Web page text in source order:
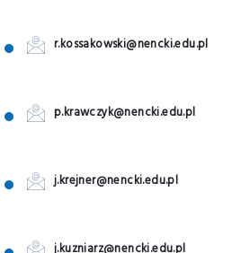
r.kossakowski@nencki.edu.pl
p.krawczyk@nencki.edu.pl
j.krejner@nencki.edu.pl
j.kuzniarz@nencki.edu.pl